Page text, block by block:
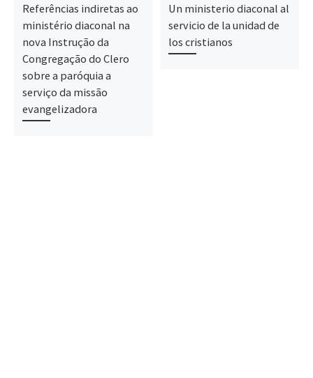
Referências indiretas ao
ministério diaconal na
nova Instrução da
Congregação do Clero
sobre a paróquia a
serviço da missão
evangelizadora
Un ministerio diaconal al
servicio de la unidad de
los cristianos